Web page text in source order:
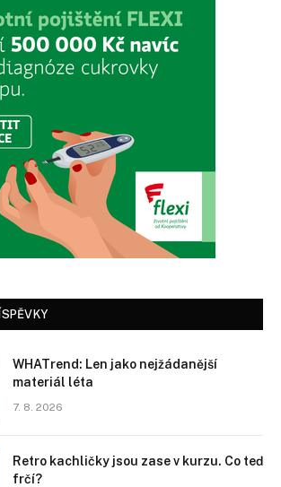
WHATrend: Len jako nejžádanější
materiál léta
7. 8. 2026
Retro kachličky jsou zase v kurzu. Co teď
frčí?